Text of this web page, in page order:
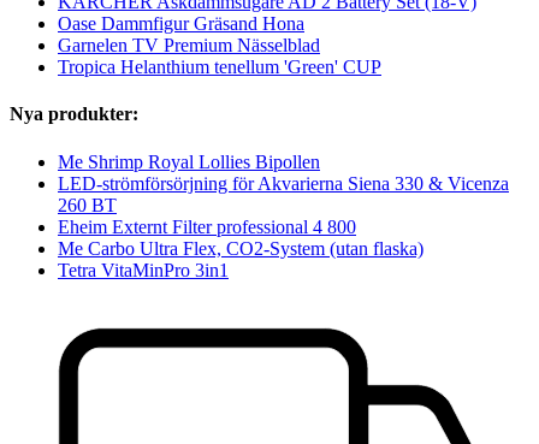
Oase Dammfigur Gräsand Hona
Garnelen TV Premium Nässelblad
Tropica Helanthium tenellum 'Green' CUP
Nya produkter:
Me Shrimp Royal Lollies Bipollen
LED-strömförsörjning för Akvarierna Siena 330 & Vicenza
260 BT
Eheim Externt Filter professional 4 800
Me Carbo Ultra Flex, CO2-System (utan flaska)
Tetra VitaMinPro 3in1